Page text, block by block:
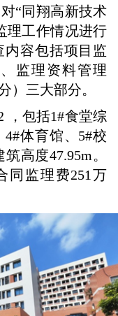
“同翔高新技术
理工作情况进行
内容包括项目监
监理资料管理
）三大部分。
，包括1#食堂综
体育馆、5#校
高度47.95m。
同监理费251万